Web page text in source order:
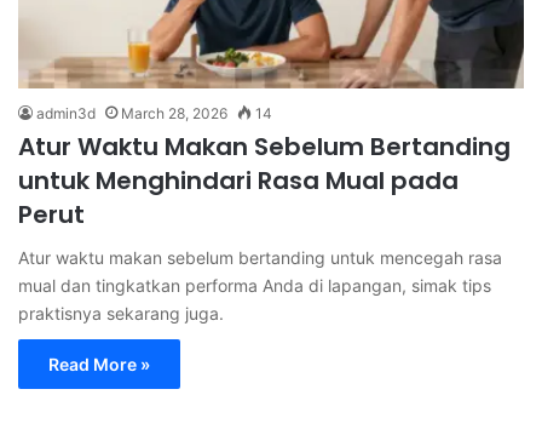
admin3d March 28, 2026 14
Atur Waktu Makan Sebelum Bertanding
untuk Menghindari Rasa Mual pada
Perut
Atur waktu makan sebelum bertanding untuk mencegah rasa
mual dan tingkatkan performa Anda di lapangan, simak tips
praktisnya sekarang juga.
Read More »